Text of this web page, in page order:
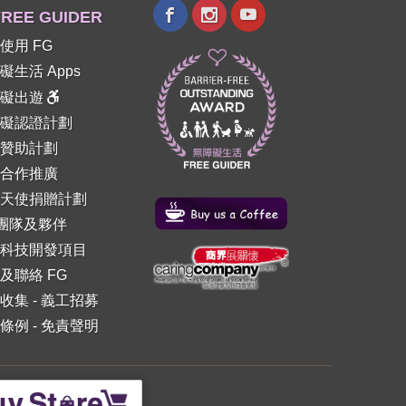
GUIDER
用 FG
生活 Apps
出遊
認證計劃
助計劃
作推廣
使捐贈計劃
隊及夥伴
技開發項目
聯絡 FG
集- 義工招募
例 - 免責聲明